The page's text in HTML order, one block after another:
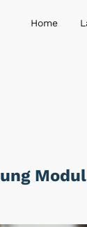
Home